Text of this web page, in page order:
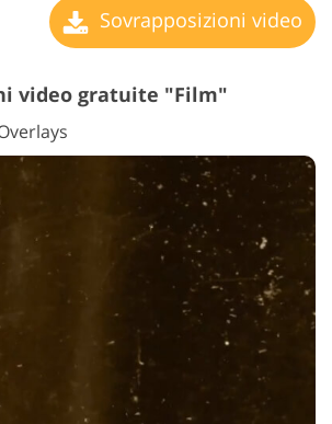
Sovrapposizioni video
video gratuite "Film"